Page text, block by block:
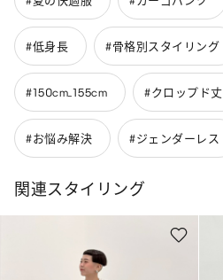
#低身長 #骨格別スタイリング
#150cm_155cm #クロップド丈
#お悩み解決 #ジェンダーレス
関連スタイリング